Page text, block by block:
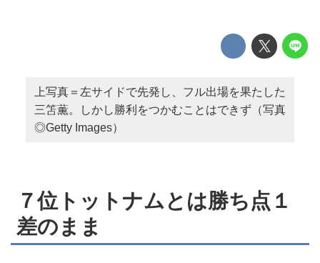
上写真＝左サイドで先発し、フル出場を果たした
三笘薫。しかし勝利をつかむことはできず（写真
◎Getty Images）
７位トットナムとは勝ち点１
差のまま